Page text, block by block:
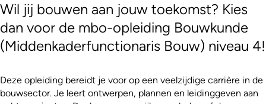
Wil jij bouwen aan jouw toekomst? Kies
dan voor de mbo-opleiding Bouwkunde
(Middenkaderfunctionaris Bouw) niveau 4!
Deze opleiding bereidt je voor op een veelzijdige carrière in de
bouwsector. Je leert ontwerpen, plannen en leidinggeven aan